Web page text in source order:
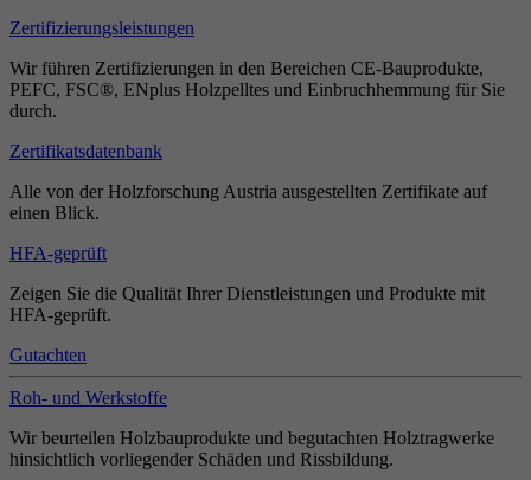
Zertifizierungsleistungen
Wir führen Zertifizierungen in den Bereichen CE-Bauprodukte,
PEFC, FSC®, ENplus Holzpelltes und Einbruchhemmung für Sie
durch.
Zertifikatsdatenbank
Alle von der Holzforschung Austria ausgestellten Zertifikate auf
einen Blick.
HFA-geprüft
Zeigen Sie die Qualität Ihrer Dienstleistungen und Produkte mit
HFA-geprüft.
Gutachten
Roh- und Werkstoffe
Wir beurteilen Holzbauprodukte und begutachten Holztragwerke
hinsichtlich vorliegender Schäden und Rissbildung.